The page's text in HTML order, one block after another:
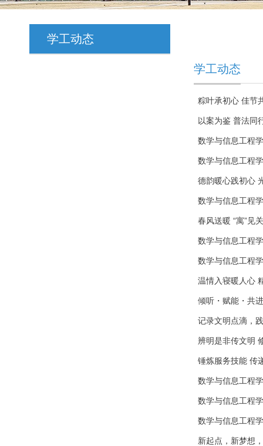
学工动态
学工动态
粽叶承初心 佳节
以案为鉴 普法
数学与信息工程
数学与信息工程
德韵暖心践初心
数学与信息工程
春风送暖 “寓”见
数学与信息工程
数学与信息工程
温情入寝暖人心
倾听・赋能・共
记录文明点滴，
辨明是非传文明
锤炼服务技能 传
数学与信息工程
数学与信息工程
数学与信息工程
新起点，新梦想